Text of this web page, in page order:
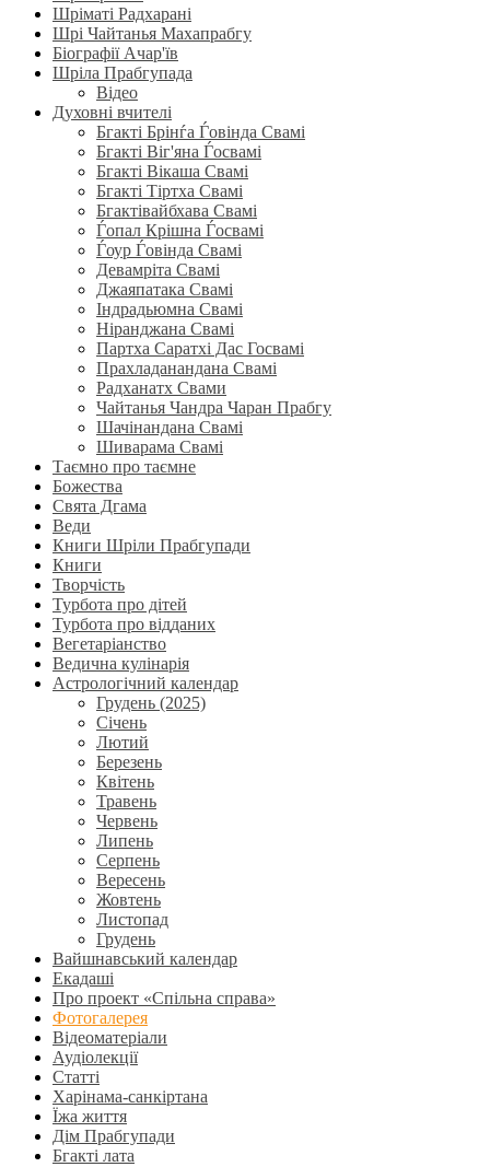
Шріматі Радхарані
Шрі Чайтанья Махапрабгу
Біографії Ачар'їв
Шріла Прабгупада
Відео
Духовні вчителі
Бгакті Брінѓа Ѓовінда Свамі
Бгакті Віг'яна Ѓосвамі
Бгакті Вікаша Свамі
Бгакті Тіртха Свамі
Бгактівайбхава Свамі
Ѓопал Крішна Ѓосвамі
Ѓоур Ѓовінда Свамі
Девамріта Свамі
Джаяпатака Свамі
Індрадьюмна Свамі
Ніранджана Свамі
Партха Саратхі Дас Госвамі
Прахладанандана Свамі
Радханатх Свами
Чайтанья Чандра Чаран Прабгу
Шачінандана Свамі
Шиварама Свамі
Таємно про таємне
Божества
Свята Дгама
Веди
Книги Шріли Прабгупади
Книги
Творчість
Турбота про дітей
Турбота про відданих
Вегетаріанство
Ведична кулінарія
Астрологічний календар
Грудень (2025)
Січень
Лютий
Березень
Квітень
Травень
Червень
Липень
Серпень
Вересень
Жовтень
Листопад
Грудень
Вайшнавський календар
Екадаші
Про проект «Спільна справа»
Фотогалерея
Відеоматеріали
Аудіолекції
Статті
Харінама-санкіртана
Їжа життя
Дім Прабгупади
Бгакті лата